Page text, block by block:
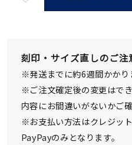
08
送
¥330,000
刻印・サイズ直しのご注
※発送までに約6週間かかり
※ご注文確定後の変更はで
内容にお間違いがないかご
※お支払い方法はクレジッ
PayPayのみとなります。